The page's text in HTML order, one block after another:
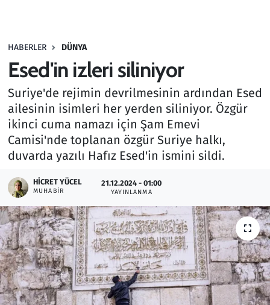
HABERLER DÜNYA
Esed'in izleri siliniyor
Suriye'de rejimin devrilmesinin ardından Esed
ailesinin isimleri her yerden siliniyor. Özgür
ikinci cuma namazı için Şam Emevi
Camisi'nde toplanan özgür Suriye halkı,
duvarda yazılı Hafız Esed'in ismini sildi.
HICRET YÜCEL
MUHABIR
21.12.2024 - 01:00
YAYINLANMA
Haber
Kurumsal Haberler
Lezzet Durağı
Memur ve Kamu
Otomobil
Oyun
Ramazan
Resmi İlanlar